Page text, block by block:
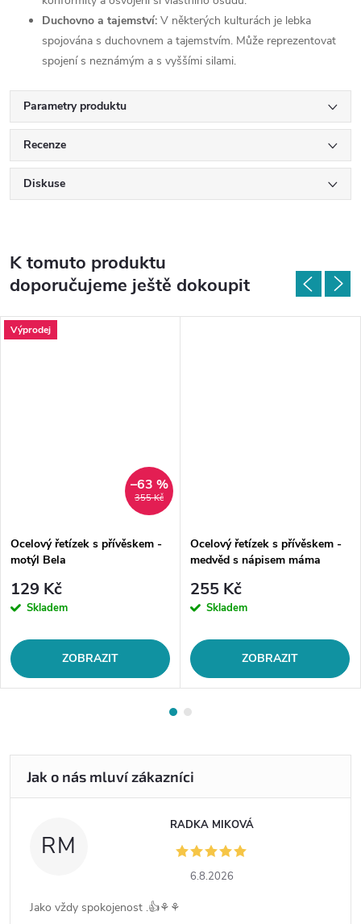
Duchovno a tajemství: V některých kulturách je lebka
spojována s duchovnem a tajemstvím. Může reprezentovat
spojení s neznámým a s vyššími silami.
Parametry produktu
Recenze
Diskuse
K tomuto produktu
doporučujeme ještě dokoupit
Výprodej
355 Kč
–63 %
Ocelový řetízek s přívěskem -
motýl Bela
129 Kč
Skladem
ZOBRAZIT
Ocelový řetízek s přívěskem -
medvěd s nápisem máma
255 Kč
Skladem
ZOBRAZIT
RM
RADKA MIKOVÁ
6.8.2026
Jako vždy spokojenost .👍⚘️⚘️